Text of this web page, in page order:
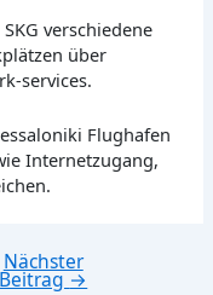
verschiedene
über
services.
Flughafen
Internetzugang,
Nächster
Beitrag→